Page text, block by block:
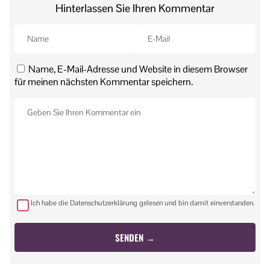
Hinterlassen Sie Ihren Kommentar
Name, E-Mail-Adresse und Website in diesem Browser
für meinen nächsten Kommentar speichern.
Ich habe die Datenschutzerklärung gelesen und bin damit einverstanden.